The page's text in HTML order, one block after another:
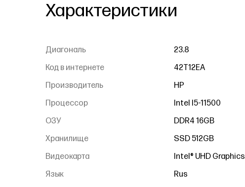
Характеристики
Диагональ
23.8
Код в интернете
42T12EA
Производитель
HP
Процессор
Intel I5-11500
ОЗУ
DDR4 16GB
Хранилище
SSD 512GB
Видеокарта
Intel® UHD Graphics
Язык
Rus